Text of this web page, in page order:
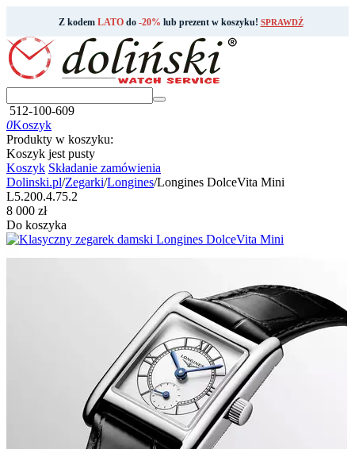
Z kodem LATOdo -20% lub prezent w koszyku! SPRAWDŹ
512-100-609
0Koszyk
Produkty w koszyku:
Koszyk jest pusty
Koszyk Składanie zamówienia
Dolinski.pl/Zegarki/Longines/Longines DolceVita Mini
L5.200.4.75.2
‍8 000‍ zł
Do koszyka